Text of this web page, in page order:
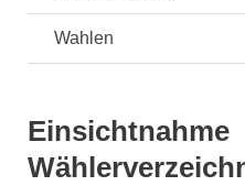
Wahlen
Einsichtnahme